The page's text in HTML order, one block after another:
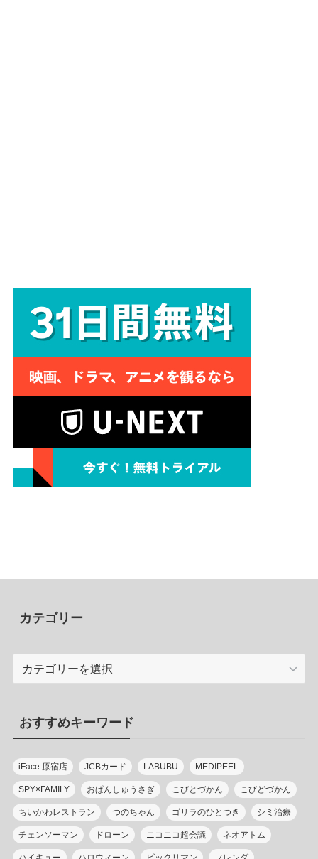
カテゴリー
リ
ー
おすすめキーワード
iFace 原宿店 JCBカード LABUBU MEDIPEEL
SPY×FAMILY おぱんしゅうさぎ こびとづかん こびどづかん
ちいかわレストラン つのちゃん ゴリラのひとつき シミ治療
チェンソーマン ドローン ニコニコ超会議 ネオアトム